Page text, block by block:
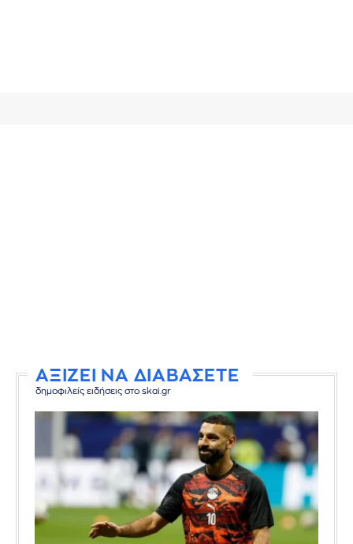
ΑΞΙΖΕΙ ΝΑ ΔΙΑΒΑΣΕΤΕ
δημοφιλείς ειδήσεις στο skai.gr